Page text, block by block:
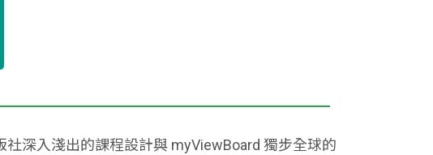
深入淺出的課程設計與 myViewBoard 獨步全球的